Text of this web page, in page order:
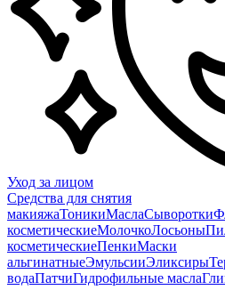
Уход за лицом
Средства для снятия
макияжаТоникиМаслаСыворотки
косметическиеМолочкоЛосьоны
косметическиеПенкиМаски
альгинатныеЭмульсииЭликсиры
водаПатчиГидрофильные масла